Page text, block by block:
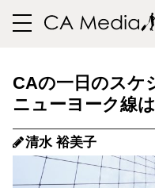
toggle
CAの一日のスケ
ニューヨーク線
清水 裕美子